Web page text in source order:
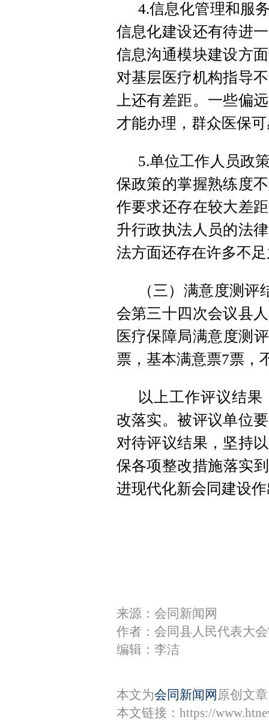
4.信息化管理和服
信息化建设还有待进
信息沟通模块建设方
对基层医疗机构指导
上还有差距。一些偏
才能办理，群众医保
5.单位工作人员政
保政策的掌握熟练度
作要求还存在较大差
升行政执法人员的法
法方面还存在许多不
（三）满意度测
会第三十四次会议县
医疗保障局满意度测
票，基本满意票7票，
以上工作评议结
改落实。被评议单位
对待评议结果，坚持
保各项整改措施落实
进现代化新会同建设
来源：会同新闻网
作者：会同县人民代表大
编辑：李洁
本文为会同新闻网 原创文
本文链接： https://